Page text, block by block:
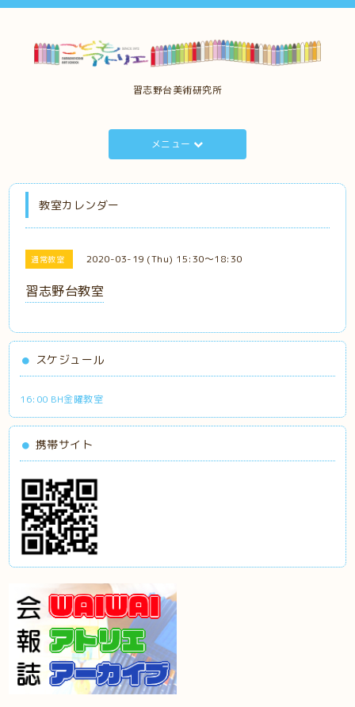
習志野台美術研究所
メニュー
教室カレンダー
通常教室 2020-03-19 (Thu) 15:30～18:30
習志野台教室
スケジュール
16:00 BH金曜教室
携帯サイト